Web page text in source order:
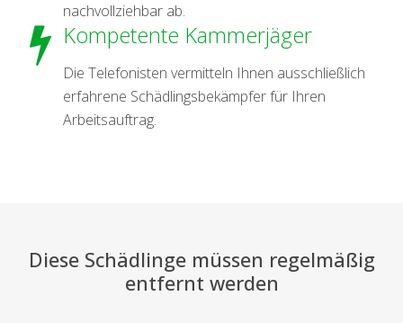
nachvollziehbar ab.
Kompetente Kammerjäger
Die Telefonisten vermitteln Ihnen ausschließlich
erfahrene Schädlingsbekämpfer für Ihren
Arbeitsauftrag.
Diese Schädlinge müssen regelmäßig
entfernt werden